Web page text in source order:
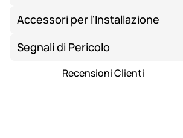
Accessori per l'Installazione
Segnali di Pericolo
Recensioni Clienti